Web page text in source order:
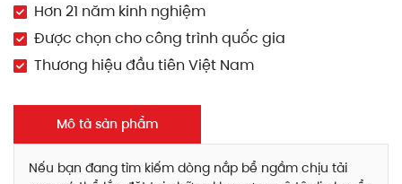
Hơn 21 năm kinh nghiệm
Được chọn cho công trình quốc gia
Thương hiệu đầu tiên Việt Nam
Mô tả sản phẩm
Nếu bạn đang tìm kiếm dòng nắp bể ngầm chịu tải